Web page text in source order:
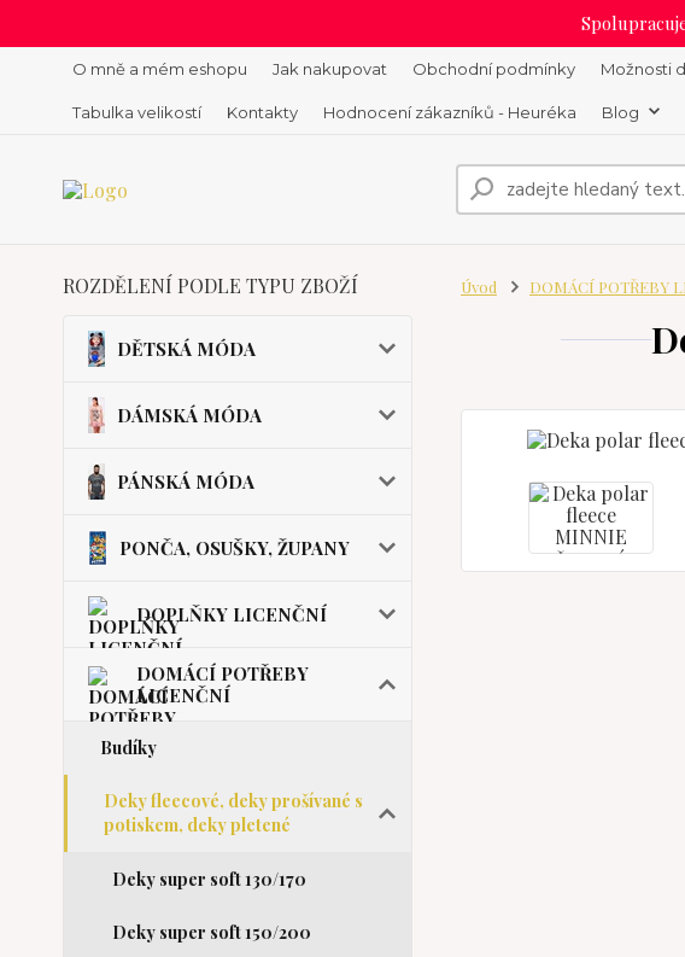
O mně a mém eshopu Jak nakupovat Obchodní podmínky Možnosti
Tabulka velikostí Kontakty Hodnocení zákazníků - Heuréka Blog
ROZDĚLENÍ PODLE TYPU ZBOŽÍ
DĚTSKÁ MÓDA
DÁMSKÁ MÓDA
PÁNSKÁ MÓDA
PONČA, OSUŠKY, ŽUPANY
DOPLŇKY LICENČNÍ
DOMÁCÍ POTŘEBY
LICENČNÍ
Budíky
Deky fleecové, deky prošívané s
potiskem, deky pletené
Deky super soft 130/170
Deky super soft 150/200
Úvod DOMÁCÍ POTŘEBY